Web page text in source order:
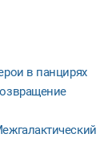
в панцирях